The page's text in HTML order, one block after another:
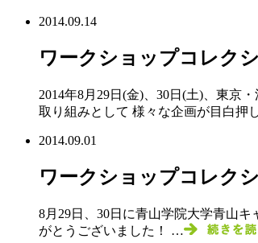
2014.09.14
ワークショップコレク
2014年8月29日(金)、30日(土)、東京
取り組みとして 様々な企画が目白
2014.09.01
ワークショップコレク
8月29日、30日に青山学院大学青山
がとうございました！ …